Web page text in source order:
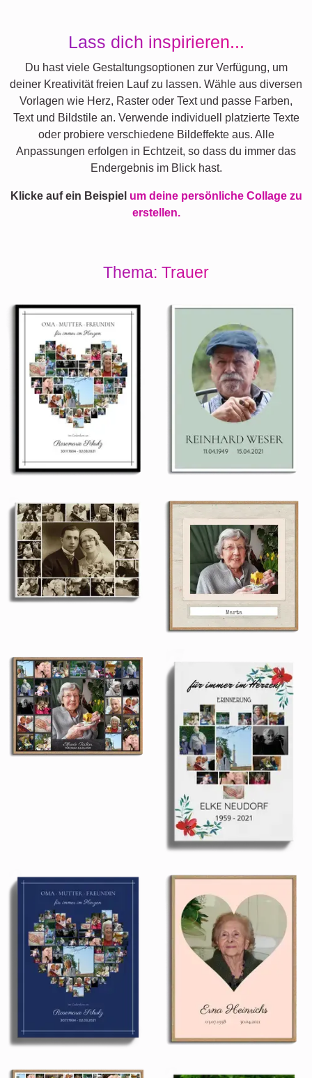
Lass dich inspirieren...
Du hast viele Gestaltungsoptionen zur Verfügung, um
deiner Kreativität freien Lauf zu lassen. Wähle aus diversen
Vorlagen wie Herz, Raster oder Text und passe Farben,
Text und Bildstile an. Verwende individuell platzierte Texte
oder probiere verschiedene Bildeffekte aus. Alle
Anpassungen erfolgen in Echtzeit, so dass du immer das
Endergebnis im Blick hast.
Klicke auf ein Beispiel um deine persönliche Collage zu
erstellen.
Thema: Trauer